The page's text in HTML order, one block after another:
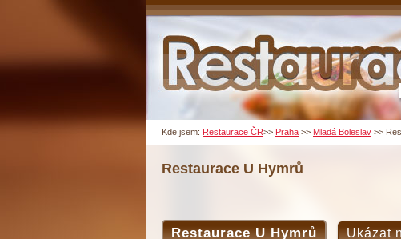
Kde jsem: Restaurace ČR>> Praha >> Mladá Boleslav >>
Restaurace U Hymrů
Restaurace U Hymrů Ukázat